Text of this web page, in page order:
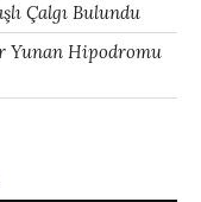
Çalgı Bulundu
Yunan Hipodromu